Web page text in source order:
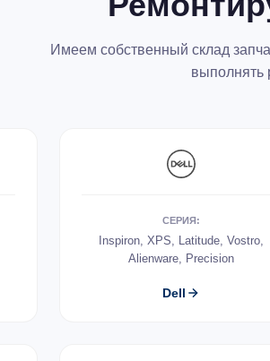
Имеем собственный склад
выполнять
СЕРИЯ:
Inspiron, XPS, Latitude, Vostro,
Alienware, Precision
Dell